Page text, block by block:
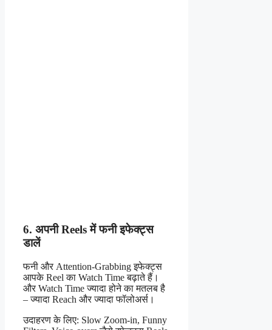
6. अपनी Reels में फनी इफेक्ट्स
डालें
फनी और Attention-Grabbing इफेक्ट्स
आपके Reel का Watch Time बढ़ाते हैं।
और Watch Time ज्यादा होने का मतलब है
– ज्यादा Reach और ज्यादा फॉलोअर्स।
उदाहरण के लिए: Slow Zoom-in, Funny